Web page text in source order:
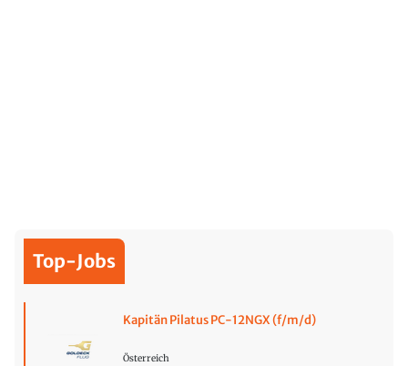
Top-Jobs
Kapitän Pilatus PC-12NGX (f/m/d)
Österreich